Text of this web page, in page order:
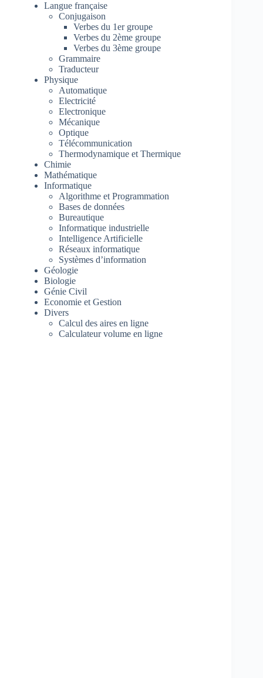
Langue française
Conjugaison
Verbes du 1er groupe
Verbes du 2ème groupe
Verbes du 3ème groupe
Grammaire
Traducteur
Physique
Automatique
Electricité
Electronique
Mécanique
Optique
Télécommunication
Thermodynamique et Thermique
Chimie
Mathématique
Informatique
Algorithme et Programmation
Bases de données
Bureautique
Informatique industrielle
Intelligence Artificielle
Réseaux informatique
Systèmes d’information
Géologie
Biologie
Génie Civil
Economie et Gestion
Divers
Calcul des aires en ligne
Calculateur volume en ligne